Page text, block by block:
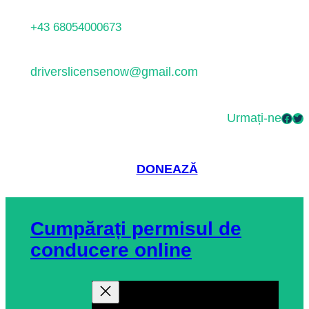
+43 68054000673
driverslicensenow@gmail.com
Urmați-neFacebook Twitter
DONEAZĂ
Cumpărați permisul de
conducere online